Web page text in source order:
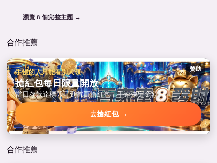
瀏覽 8 個完整主題 →
合作推薦
贊助
手慢的人只能看別人領
搶紅包每日限量開放
當日存款達標即可到首頁搶紅包，手速決定金額。
去搶紅包 →
合作推薦